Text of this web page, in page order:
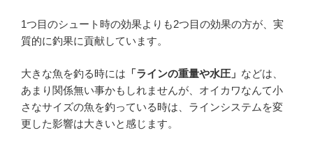
1つ目のシュート時の効果よりも2つ目の効果の方が、実
質的に釣果に貢献しています。
大きな魚を釣る時には 「ラインの重量や水圧」 などは、
あまり関係無い事かもしれませんが、オイカワなんて小
さなサイズの魚を釣っている時は、ラインシステムを変
更した影響は大きいと感じます。